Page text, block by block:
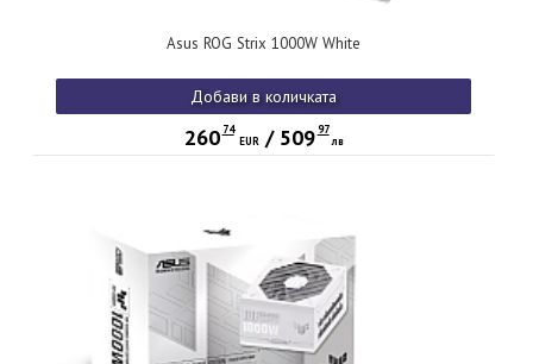
Asus ROG Strix 1000W White
Добави в количката
260 74
EUR/ 509 97
лв